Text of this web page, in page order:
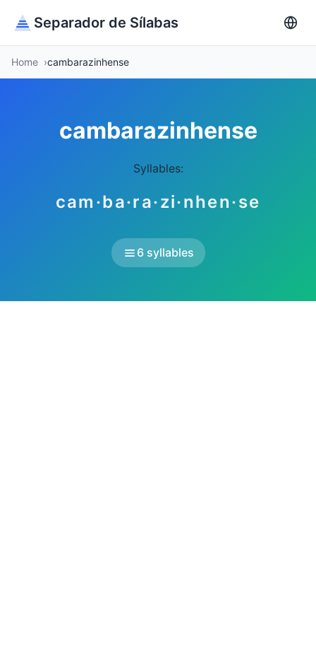
Separador de Sílabas
Home cambarazinhense
cambarazinhense
Syllables:
cam·ba·ra·zi·nhen·se
6 syllables